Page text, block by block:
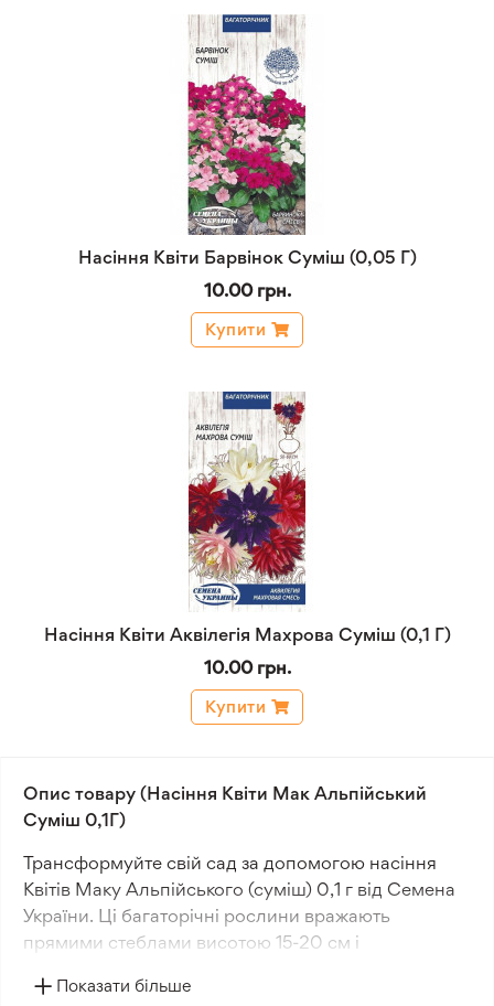
Насіння Квіти Барвінок Суміш (0,05 Г)
10.00 грн.
Купити
Насіння Квіти Аквілегія Махрова Суміш (0,1 Г)
10.00 грн.
Купити
Опис товару (Насіння Квіти Мак Альпійський
Суміш 0,1Г)
Трансформуйте свій сад за допомогою насіння
Квітів Маку Альпійського (суміш) 0,1 г від Семена
України. Ці багаторічні рослини вражають
прямими стеблами висотою 15-20 см і
Показати більше